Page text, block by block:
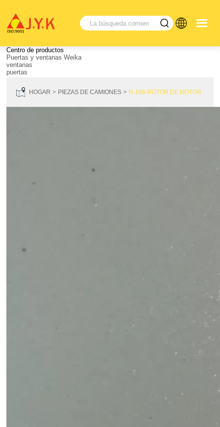
Centro de productos
Puertas y ventanas Weika
ventanas
puertas
HOGAR PIEZAS DE CAMIONES N-166-ROTOR DE MOTOR